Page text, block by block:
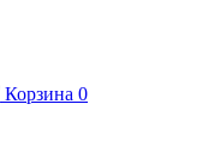
Корзина 0